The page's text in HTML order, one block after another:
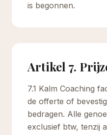
is begonnen.
Artikel 7.
7.1 Kalm Coaching
de offerte of
bedragen. Alle
exclusief btw, tenzij